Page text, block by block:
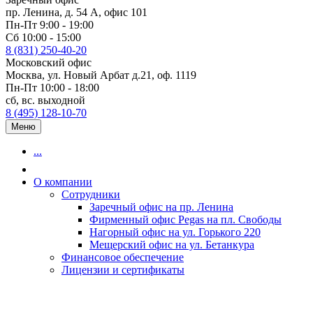
пр. Ленина, д. 54 А, офис 101
Пн-Пт 9:00 - 19:00
Сб 10:00 - 15:00
8 (831) 250-40-20
Московский офис
Москва, ул. Новый Арбат д.21, оф. 1119
Пн-Пт 10:00 - 18:00
сб, вс. выходной
8 (495) 128-10-70
Меню
...
О компании
Сотрудники
Заречный офис на пр. Ленина
Фирменный офис Pegas на пл. Свободы
Нагорный офис на ул. Горького 220
Мещерский офис на ул. Бетанкура
Финансовое обеспечение
Лицензии и сертификаты